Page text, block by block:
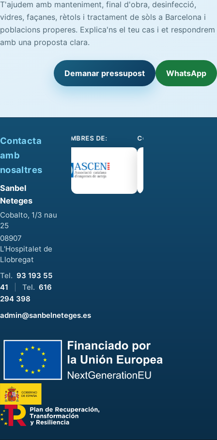
T'ajudem amb manteniment, final d'obra, desinfecció,
vidres, façanes, rètols i tractament de sòls a Barcelona i
poblacions properes. Explica'ns el teu cas i et respondrem
amb una proposta clara.
Demanar pressupost WhatsApp
Contacta
amb
nosaltres
Sanbel
Neteges
Cobalto, 1/3 nau
25
08907
L'Hospitalet de
Llobregat
Tel. 93 193 55
41
Tel. 616
294 398
admin@sanbelneteges.es
SOM-SE MEMBRES DE: COL·LABOREM AMB: